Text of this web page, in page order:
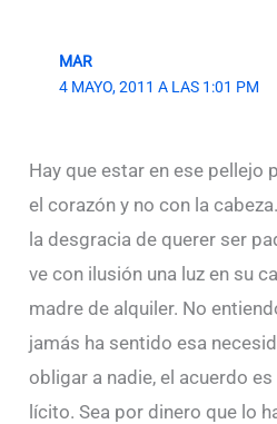
MAR
4 MAYO, 2011 A LAS 1:01 PM
Hay que estar en ese pellejo
el corazón y no con la
la desgracia de querer ser
ve con ilusión una luz en su
madre de alquiler. No
jamás ha sentido esa
obligar a nadie, el acuerdo
lícito. Sea por dinero que lo